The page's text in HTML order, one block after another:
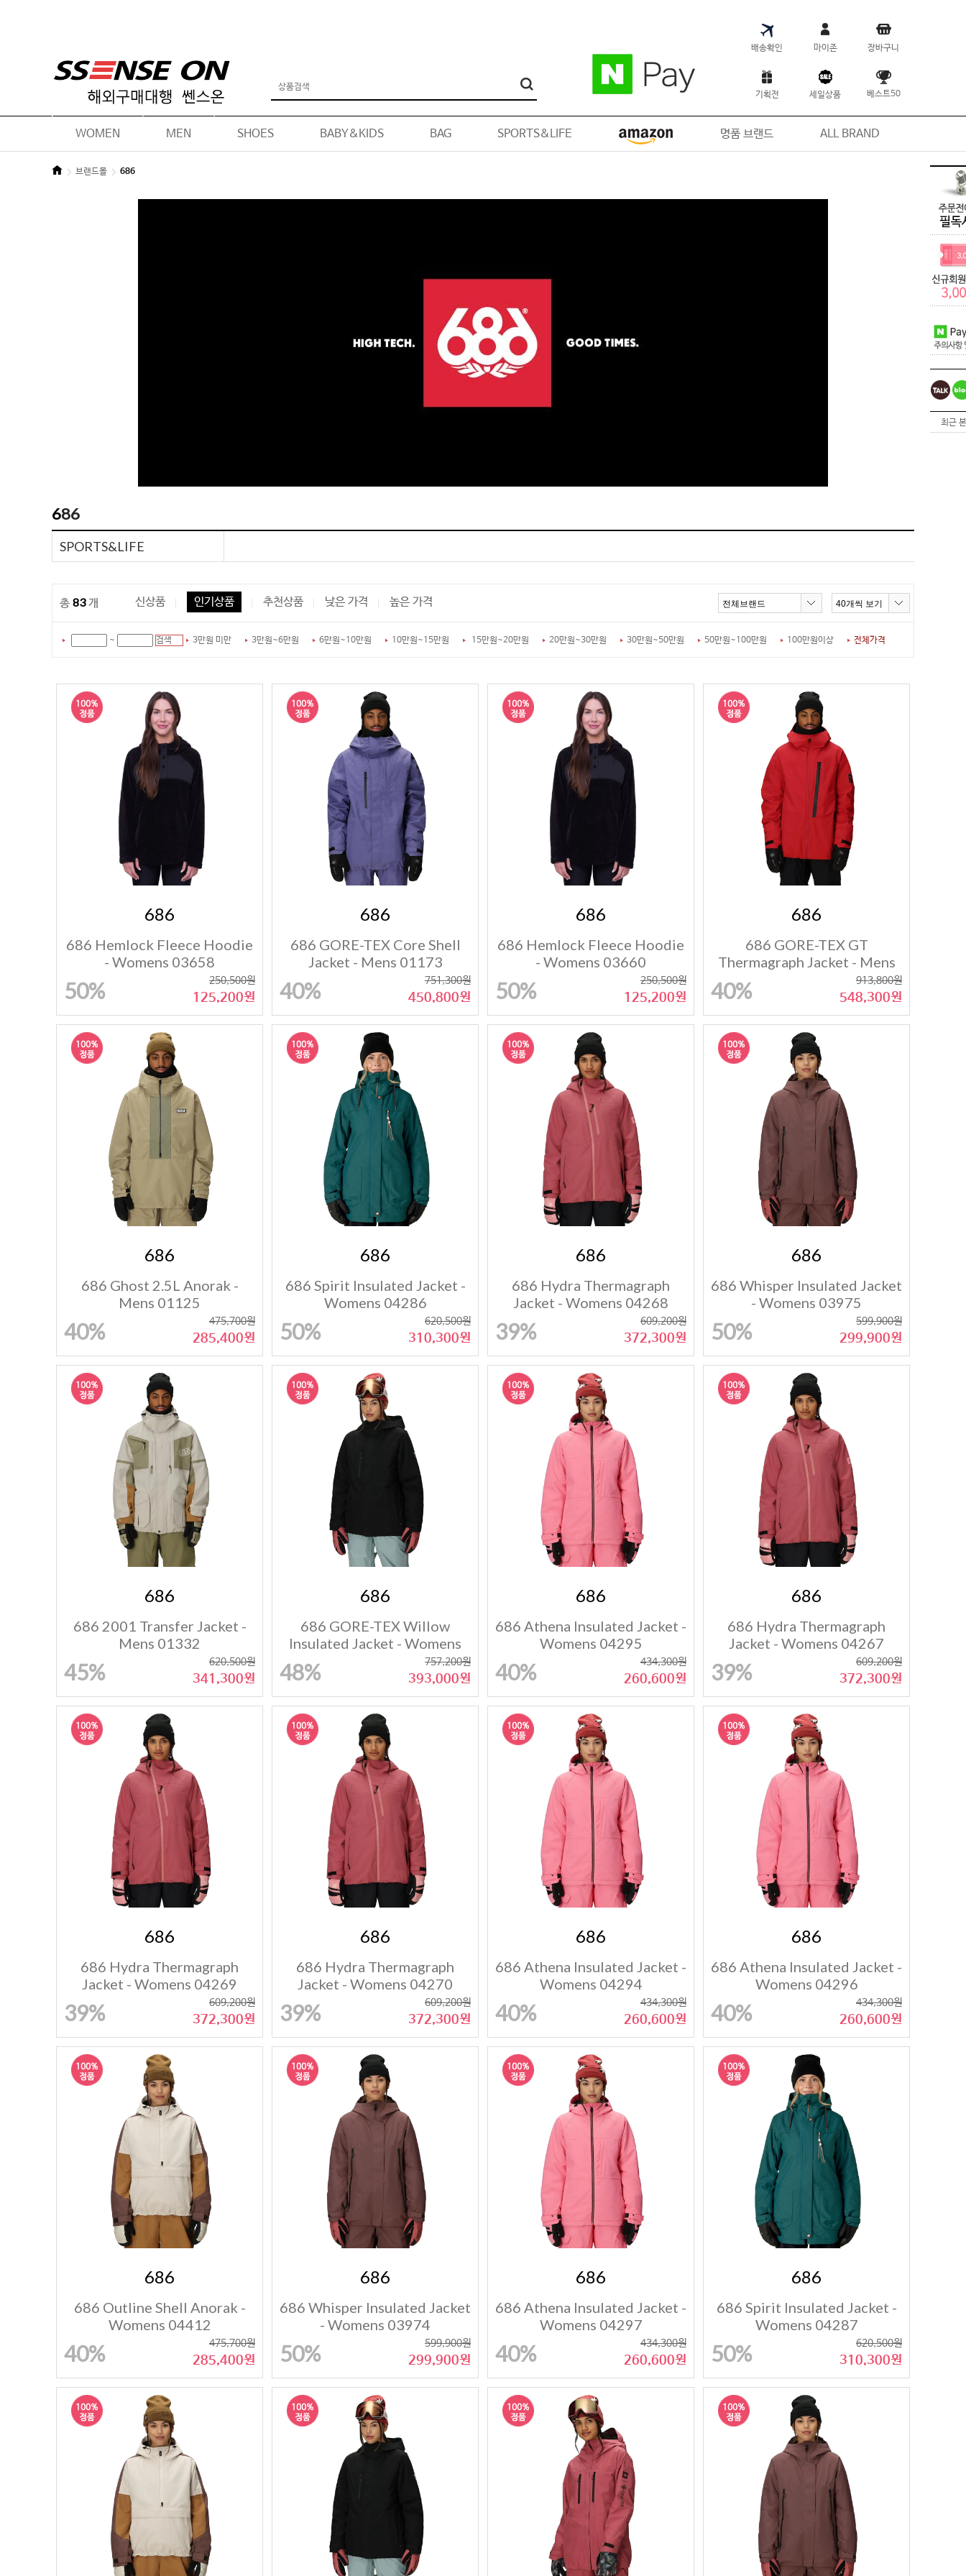
배송확인 마이존 장바구니
기획전 세일상품 베스트50
WOMEN MEN SHOES BABY&KIDS BAG SPORTS&LIFE 명품 브랜드 ALL BRAND
최근
브랜드몰 686
686
SPORTS&LIFE
총 83개 신상품 인기상품 추천상품 낮은 가격 높은 가격
~ 검색 3만원 미만 3만원~6만원 6만원~10만원 10만원~15만원 15만원~20만원 20만원~30만원 30만원~50만원 50만원~100만원 100만원이상 전체가격
686
686 Hemlock Fleece Hoodie
- Womens 03658
250,500원
50% 125,200원
686
686 GORE-TEX Core Shell
Jacket - Mens 01173
751,300원
40% 450,800원
686
686 Hemlock Fleece Hoodie
- Womens 03660
250,500원
50% 125,200원
686
686 GORE-TEX GT
Thermagraph Jacket - Mens
913,800원
40% 548,300원
686
686 Ghost 2.5L Anorak -
Mens 01125
475,700원
40% 285,400원
686
686 Spirit Insulated Jacket -
Womens 04286
620,500원
50% 310,300원
686
686 Hydra Thermagraph
Jacket - Womens 04268
609,200원
39% 372,300원
686
686 Whisper Insulated Jacket
- Womens 03975
599,900원
50% 299,900원
686
686 2001 Transfer Jacket -
Mens 01332
620,500원
45% 341,300원
686
686 GORE-TEX Willow
Insulated Jacket - Womens
757,200원
48% 393,000원
686
686 Athena Insulated Jacket -
Womens 04295
434,300원
40% 260,600원
686
686 Hydra Thermagraph
Jacket - Womens 04267
609,200원
39% 372,300원
686
686 Hydra Thermagraph
Jacket - Womens 04269
609,200원
39% 372,300원
686
686 Hydra Thermagraph
Jacket - Womens 04270
609,200원
39% 372,300원
686
686 Athena Insulated Jacket -
Womens 04294
434,300원
40% 260,600원
686
686 Athena Insulated Jacket -
Womens 04296
434,300원
40% 260,600원
686
686 Outline Shell Anorak -
Womens 04412
475,700원
40% 285,400원
686
686 Whisper Insulated Jacket
- Womens 03974
599,900원
50% 299,900원
686
686 Athena Insulated Jacket -
Womens 04297
434,300원
40% 260,600원
686
686 Spirit Insulated Jacket -
Womens 04287
620,500원
50% 310,300원